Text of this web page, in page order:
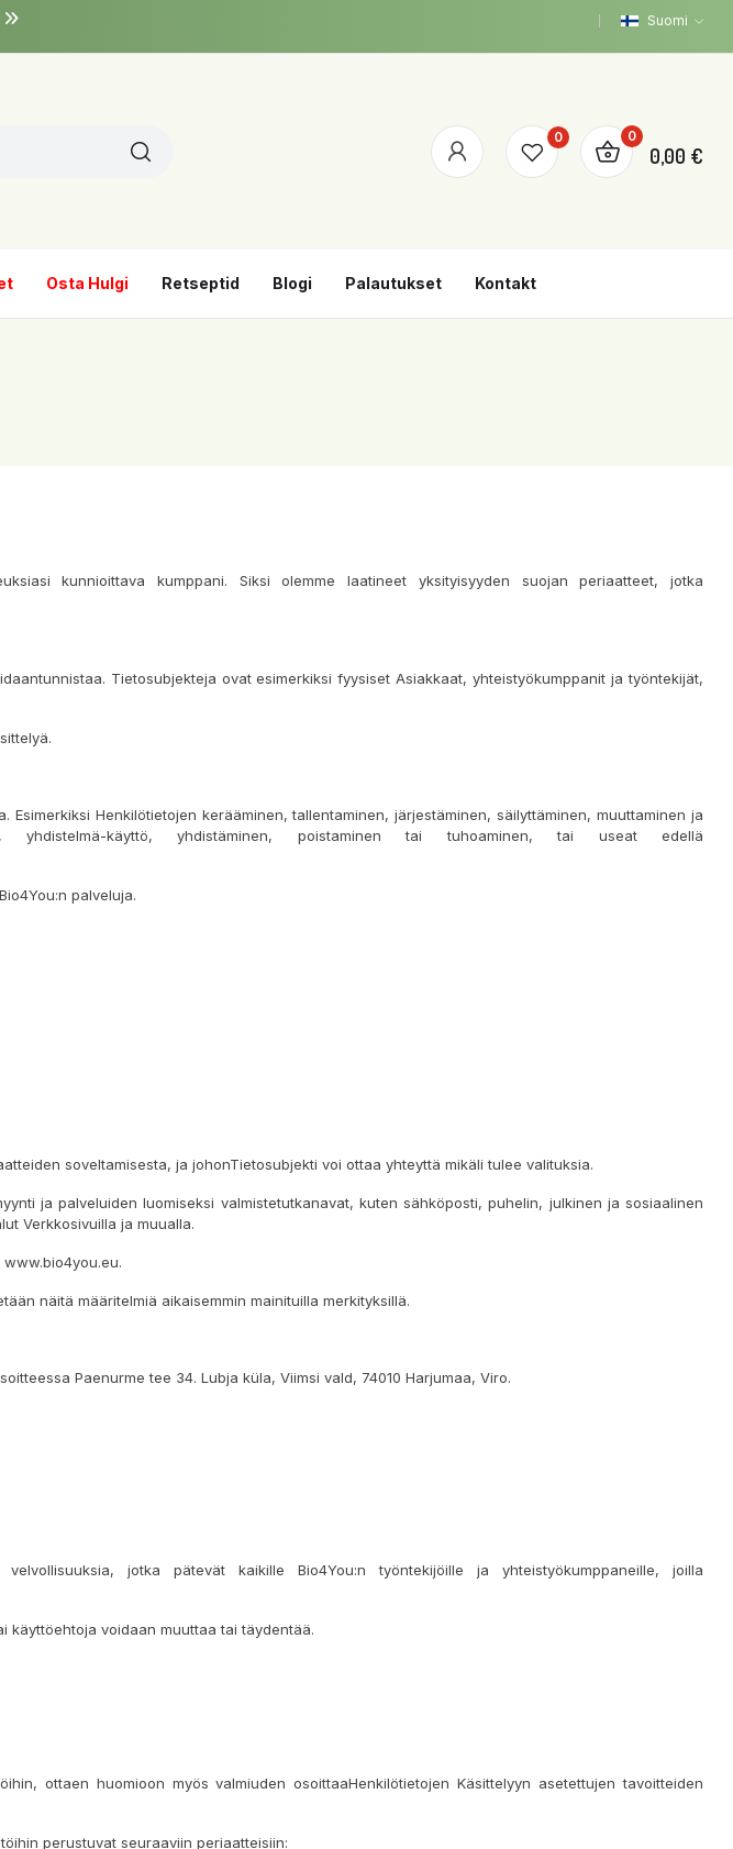
Suomi
0 0
0,00 €
Osta Hulgi Retseptid Blogi Palautukset Kontakt
kunnioittava kumppani. Siksi olemme laatineet yksityisyyden suojan periaatteet, jotka
Tietosubjekteja ovat esimerkiksi fyysiset Asiakkaat, yhteistyökumppanit ja työntekijät,
Henkilötietojen kerääminen, tallentaminen, järjestäminen, säilyttäminen, muuttaminen ja
käyttö, yhdistäminen, poistaminen tai tuhoaminen, tai useat edellä
palveluja.
soveltamisesta, ja johonTietosubjekti voi ottaa yhteyttä mikäli tulee valituksia.
ja palveluiden luomiseksi valmistetutkanavat, kuten sähköposti, puhelin, julkinen ja sosiaalinen
Verkkosivuilla ja muualla.
näitä määritelmiä aikaisemmin mainituilla merkityksillä.
Paenurme tee 34. Lubja küla, Viimsi vald, 74010 Harjumaa, Viro.
jotka pätevät kaikille Bio4You:n työntekijöille ja yhteistyökumppaneille, joilla
käyttöehtoja voidaan muuttaa tai täydentää.
ottaen huomioon myös valmiuden osoittaaHenkilötietojen Käsittelyyn asetettujen tavoitteiden
perustuvat seuraaviin periaatteisiin: